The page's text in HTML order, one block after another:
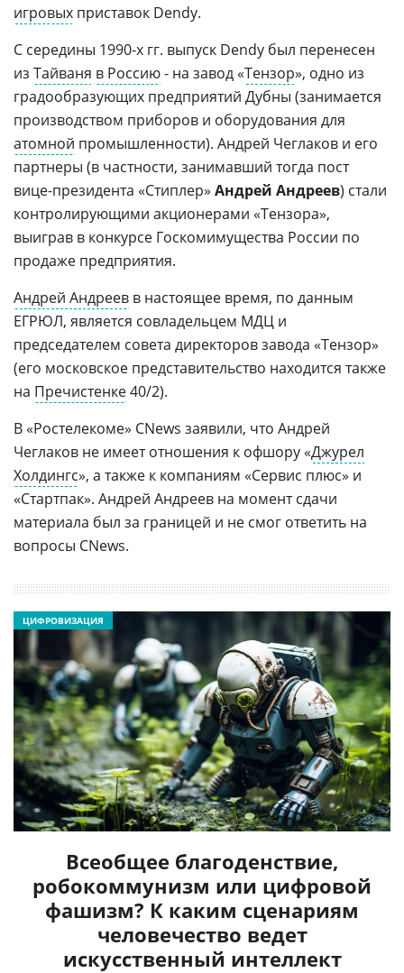
игровых приставок Dendy.
С середины 1990-х гг. выпуск Dendy был перенесен
из Тайваня в Россию- на завод «Тензор», одно из
градообразующих предприятий Дубны (занимается
производством приборов и оборудования для
атомной промышленности). Андрей Чеглаков и его
партнеры (в частности, занимавший тогда пост
вице-президента «Стиплер» Андрей Андреев) стали
контролирующими акционерами «Тензора»,
выиграв в конкурсе Госкомимущества России по
продаже предприятия.
Андрей Андреев в настоящее время, по данным
ЕГРЮЛ, является совладельцем МДЦ и
председателем совета директоров завода «Тензор»
(его московское представительство находится также
на Пречистенке40/2).
В «Ростелекоме» CNews заявили, что Андрей
Чеглаков не имеет отношения к офшору «Джурел
Холдингс», а также к компаниям «Сервис плюс» и
«Стартпак». Андрей Андреев на момент сдачи
материала был за границей и не смог ответить на
вопросы CNews.
Всеобщее благоденствие,
робокоммунизм или цифровой
фашизм? К каким сценариям
человечество ведет
искусственный интеллект
ЦИФРОВИЗАЦИЯ